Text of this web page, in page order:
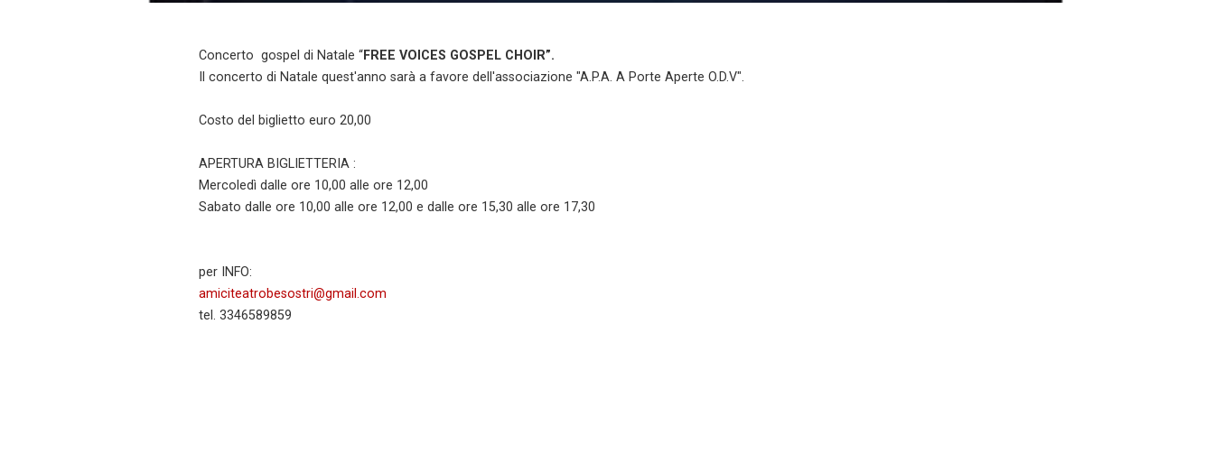
Concerto gospel di Natale “FREE VOICES GOSPEL CHOIR”.
Il concerto di Natale quest'anno sarà a favore dell'associazione "A.P.A. A Porte Aperte O.D.V".
Costo del biglietto euro 20,00
APERTURA BIGLIETTERIA :
Mercoledì dalle ore 10,00 alle ore 12,00
Sabato dalle ore 10,00 alle ore 12,00 e dalle ore 15,30 alle ore 17,30
per INFO:
amiciteatrobesostri@gmail.com
tel. 3346589859